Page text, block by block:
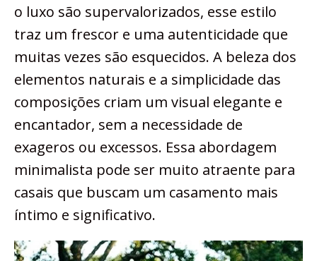
o luxo são supervalorizados, esse estilo
traz um frescor e uma autenticidade que
muitas vezes são esquecidos. A beleza dos
elementos naturais e a simplicidade das
composições criam um visual elegante e
encantador, sem a necessidade de
exageros ou excessos. Essa abordagem
minimalista pode ser muito atraente para
casais que buscam um casamento mais
íntimo e significativo.